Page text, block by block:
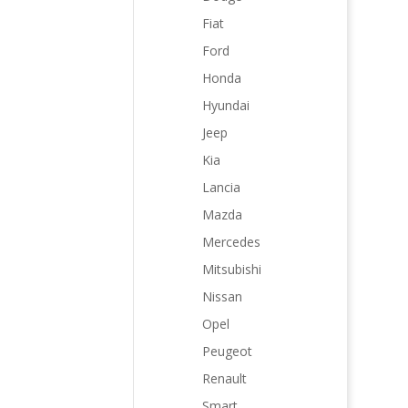
Fiat
Ford
Honda
Hyundai
Jeep
Kia
Lancia
Mazda
Mercedes
Mitsubishi
Nissan
Opel
Peugeot
Renault